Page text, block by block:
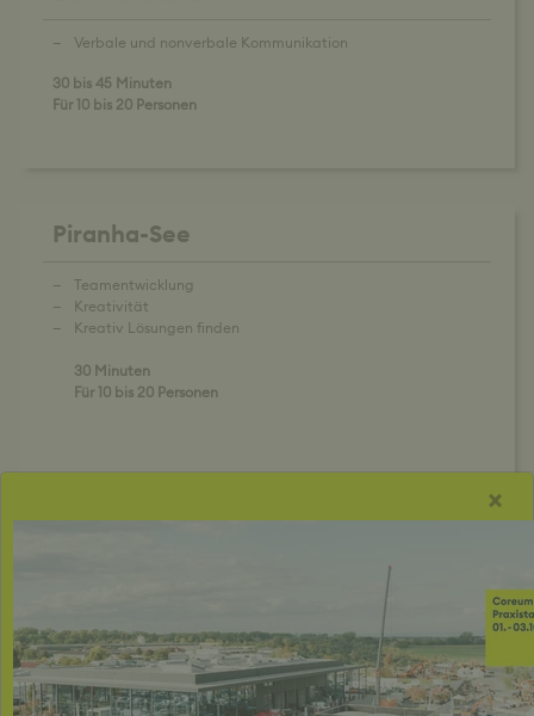
Verbale und nonverbale Kommunikation
30 bis 45 Minuten
Für 10 bis 20 Personen
Piranha-See
Teamentwicklung
Kreativität
Kreativ Lösungen finden
30 Minuten
Für 10 bis 20 Personen
×